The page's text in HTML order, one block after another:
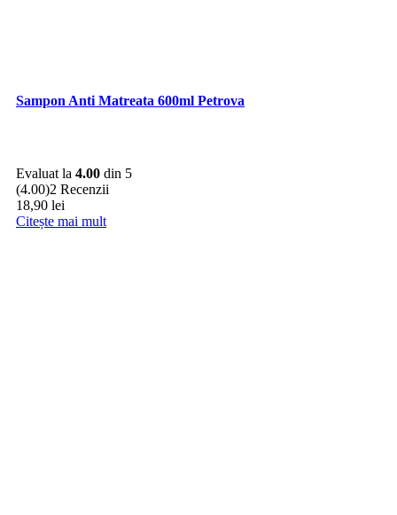
Sampon Anti Matreata 600ml Petrova
Evaluat la 4.00 din 5
(4.00)2 Recenzii
18,90 lei
Citește mai mult